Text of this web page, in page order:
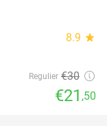
8.9 star
Regulier €30
€21 ,50